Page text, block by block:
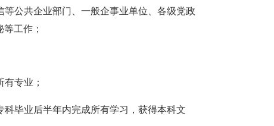
公共企业部门、一般企事业单位、各级党政
工作；
专业；
毕业后半年内完成所有学习，获得本科文